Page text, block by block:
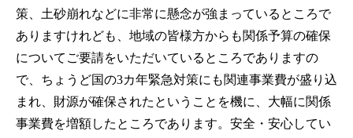
策、土砂崩れなどに非常に懸念が強まっているところで
ありますけれども、地域の皆様方からも関係予算の確保
についてご要請をいただいているところでありますの
で、ちょうど国の3カ年緊急対策にも関連事業費が盛り込
まれ、財源が確保されたということを機に、大幅に関係
事業費を増額したところであります。安全・安心してい